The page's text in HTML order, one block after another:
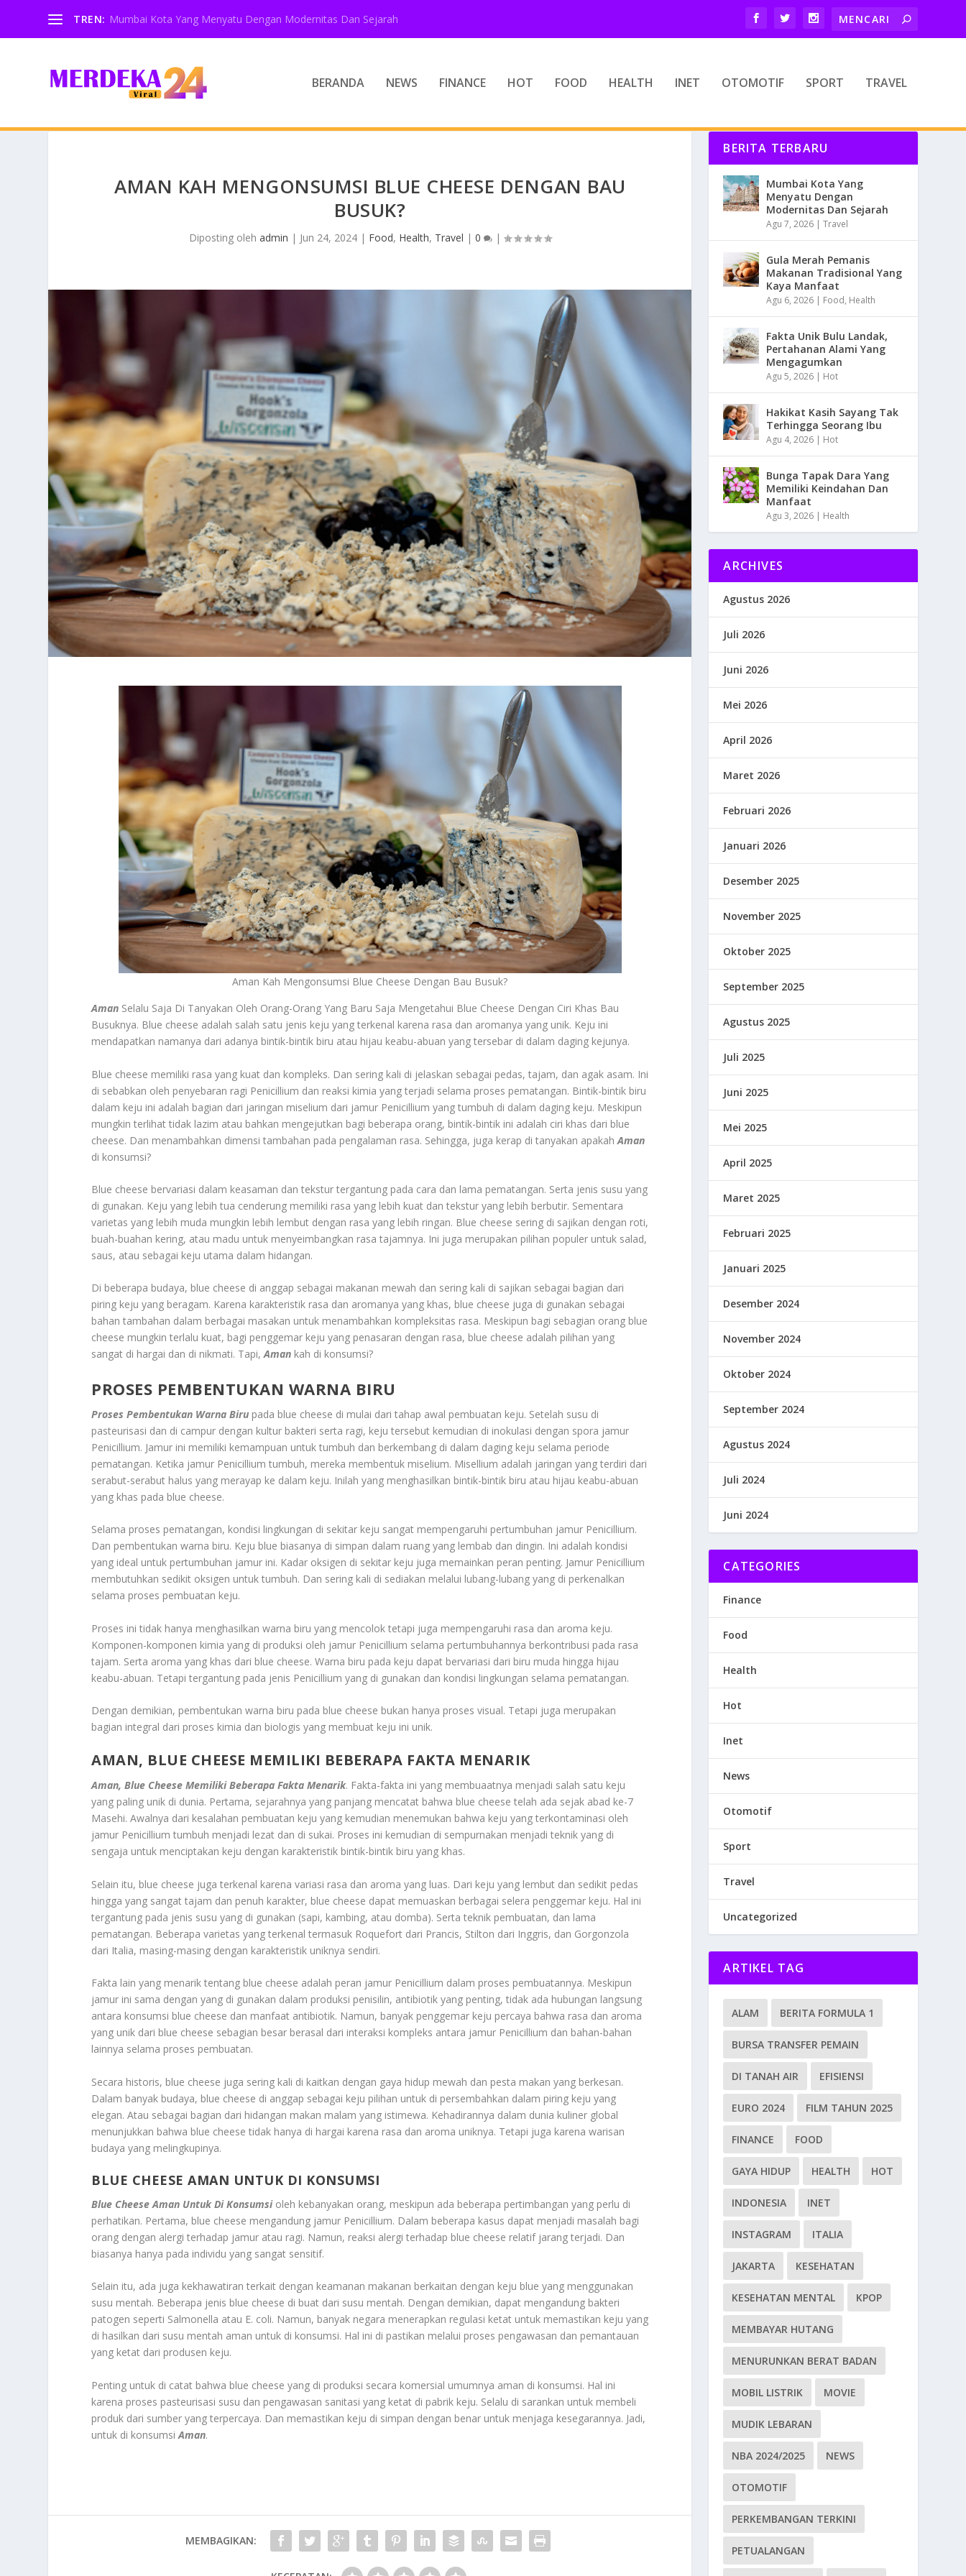
TREN: Mumbai Kota Yang Menyatu Dengan Modernitas Dan Sejarah
BERANDA NEWS FINANCE HOT FOOD HEALTH INET OTOMOTIF SPORT TRAVEL
AMAN KAH MENGONSUMSI BLUE CHEESE DENGAN BAU
BUSUK?
Diposting oleh admin | Jun 24, 2024| Food, Health, Travel | 0 |
Aman Kah Mengonsumsi Blue Cheese Dengan Bau Busuk?
Aman Selalu Saja Di Tanyakan Oleh Orang-Orang Yang Baru Saja Mengetahui Blue Cheese Dengan Ciri Khas Bau
Busuknya. Blue cheese adalah salah satu jenis keju yang terkenal karena rasa dan aromanya yang unik. Keju ini
mendapatkan namanya dari adanya bintik-bintik biru atau hijau keabu-abuan yang tersebar di dalam daging kejunya.
Blue cheese memiliki rasa yang kuat dan kompleks. Dan sering kali di jelaskan sebagai pedas, tajam, dan agak asam. Ini
di sebabkan oleh penyebaran ragi Penicillium dan reaksi kimia yang terjadi selama proses pematangan. Bintik-bintik biru
dalam keju ini adalah bagian dari jaringan miselium dari jamur Penicillium yang tumbuh di dalam daging keju. Meskipun
mungkin terlihat tidak lazim atau bahkan mengejutkan bagi beberapa orang, bintik-bintik ini adalah ciri khas dari blue
cheese. Dan menambahkan dimensi tambahan pada pengalaman rasa. Sehingga, juga kerap di tanyakan apakahAman
di konsumsi?
Blue cheese bervariasi dalam keasaman dan tekstur tergantung pada cara dan lama pematangan. Serta jenis susu yang
di gunakan. Keju yang lebih tua cenderung memiliki rasa yang lebih kuat dan tekstur yang lebih berbutir. Sementara
varietas yang lebih muda mungkin lebih lembut dengan rasa yang lebih ringan. Blue cheese sering di sajikan dengan roti,
buah-buahan kering, atau madu untuk menyeimbangkan rasa tajamnya. Ini juga merupakan pilihan populer untuk salad,
saus, atau sebagai keju utama dalam hidangan.
Di beberapa budaya, blue cheese di anggap sebagai makanan mewah dan sering kali di sajikan sebagai bagian dari
piring keju yang beragam. Karena karakteristik rasa dan aromanya yang khas, blue cheese juga di gunakan sebagai
bahan tambahan dalam berbagai masakan untuk menambahkan kompleksitas rasa. Meskipun bagi sebagian orang blue
cheese mungkin terlalu kuat, bagi penggemar keju yang penasaran dengan rasa, blue cheese adalah pilihan yang
sangat di hargai dan di nikmati. Tapi,Aman kah di konsumsi?
PROSES PEMBENTUKAN WARNA BIRU
Proses Pembentukan Warna Biru pada blue cheese di mulai dari tahap awal pembuatan keju. Setelah susu di
pasteurisasi dan di campur dengan kultur bakteri serta ragi, keju tersebut kemudian di inokulasi dengan spora jamur
Penicillium. Jamur ini memiliki kemampuan untuk tumbuh dan berkembang di dalam daging keju selama periode
pematangan. Ketika jamur Penicillium tumbuh, mereka membentuk miselium. Misellium adalah jaringan yang terdiri dari
serabut-serabut halus yang merayap ke dalam keju. Inilah yang menghasilkan bintik-bintik biru atau hijau keabu-abuan
yang khas pada blue cheese.
Selama proses pematangan, kondisi lingkungan di sekitar keju sangat mempengaruhi pertumbuhan jamur Penicillium.
Dan pembentukan warna biru. Keju blue biasanya di simpan dalam ruang yang lembab dan dingin. Ini adalah kondisi
yang ideal untuk pertumbuhan jamur ini. Kadar oksigen di sekitar keju juga memainkan peran penting. Jamur Penicillium
membutuhkan sedikit oksigen untuk tumbuh. Dan sering kali di sediakan melalui lubang-lubang yang di perkenalkan
selama proses pembuatan keju.
Proses ini tidak hanya menghasilkan warna biru yang mencolok tetapi juga mempengaruhi rasa dan aroma keju.
Komponen-komponen kimia yang di produksi oleh jamur Penicillium selama pertumbuhannya berkontribusi pada rasa
tajam. Serta aroma yang khas dari blue cheese. Warna biru pada keju dapat bervariasi dari biru muda hingga hijau
keabu-abuan. Tetapi tergantung pada jenis Penicillium yang di gunakan dan kondisi lingkungan selama pematangan.
Dengan demikian, pembentukan warna biru pada blue cheese bukan hanya proses visual. Tetapi juga merupakan
bagian integral dari proses kimia dan biologis yang membuat keju ini unik.
AMAN, BLUE CHEESE MEMILIKI BEBERAPA FAKTA MENARIK
Aman, Blue Cheese Memiliki Beberapa Fakta Menarik. Fakta-fakta ini yang membuaatnya menjadi salah satu keju
yang paling unik di dunia. Pertama, sejarahnya yang panjang mencatat bahwa blue cheese telah ada sejak abad ke-7
Masehi. Awalnya dari kesalahan pembuatan keju yang kemudian menemukan bahwa keju yang terkontaminasi oleh
jamur Penicillium tumbuh menjadi lezat dan di sukai. Proses ini kemudian di sempurnakan menjadi teknik yang di
sengaja untuk menciptakan keju dengan karakteristik bintik-bintik biru yang khas.
Selain itu, blue cheese juga terkenal karena variasi rasa dan aroma yang luas. Dari keju yang lembut dan sedikit pedas
hingga yang sangat tajam dan penuh karakter, blue cheese dapat memuaskan berbagai selera penggemar keju. Hal ini
tergantung pada jenis susu yang di gunakan (sapi, kambing, atau domba). Serta teknik pembuatan, dan lama
pematangan. Beberapa varietas yang terkenal termasuk Roquefort dari Prancis, Stilton dari Inggris, dan Gorgonzola
dari Italia, masing-masing dengan karakteristik uniknya sendiri.
Fakta lain yang menarik tentang blue cheese adalah peran jamur Penicillium dalam proses pembuatannya. Meskipun
jamur ini sama dengan yang di gunakan dalam produksi penisilin, antibiotik yang penting, tidak ada hubungan langsung
antara konsumsi blue cheese dan manfaat antibiotik. Namun, banyak penggemar keju percaya bahwa rasa dan aroma
yang unik dari blue cheese sebagian besar berasal dari interaksi kompleks antara jamur Penicillium dan bahan-bahan
lainnya selama proses pembuatan.
Secara historis, blue cheese juga sering kali di kaitkan dengan gaya hidup mewah dan pesta makan yang berkesan.
Dalam banyak budaya, blue cheese di anggap sebagai keju pilihan untuk di persembahkan dalam piring keju yang
elegan. Atau sebagai bagian dari hidangan makan malam yang istimewa. Kehadirannya dalam dunia kuliner global
menunjukkan bahwa blue cheese tidak hanya di hargai karena rasa dan aroma uniknya. Tetapi juga karena warisan
budaya yang melingkupinya.
BLUE CHEESE AMAN UNTUK DI KONSUMSI
Blue Cheese Aman Untuk Di Konsumsioleh kebanyakan orang, meskipun ada beberapa pertimbangan yang perlu di
perhatikan. Pertama, blue cheese mengandung jamur Penicillium. Dalam beberapa kasus dapat menjadi masalah bagi
orang dengan alergi terhadap jamur atau ragi. Namun, reaksi alergi terhadap blue cheese relatif jarang terjadi. Dan
biasanya hanya pada individu yang sangat sensitif.
Selain itu, ada juga kekhawatiran terkait dengan keamanan makanan berkaitan dengan keju blue yang menggunakan
susu mentah. Beberapa jenis blue cheese di buat dari susu mentah. Dengan demikian, dapat mengandung bakteri
patogen seperti Salmonella atau E. coli. Namun, banyak negara menerapkan regulasi ketat untuk memastikan keju yang
di hasilkan dari susu mentah aman untuk di konsumsi. Hal ini di pastikan melalui proses pengawasan dan pemantauan
yang ketat dari produsen keju.
Penting untuk di catat bahwa blue cheese yang di produksi secara komersial umumnya aman di konsumsi. Hal ini
karena proses pasteurisasi susu dan pengawasan sanitasi yang ketat di pabrik keju. Selalu di sarankan untuk membeli
produk dari sumber yang terpercaya. Dan memastikan keju di simpan dengan benar untuk menjaga kesegarannya. Jadi,
untuk di konsumsiAman.
MEMBAGIKAN:
BERITA TERBARU
Mumbai Kota Yang
Menyatu Dengan
Modernitas Dan Sejarah
Agu 7, 2026 |Travel
Gula Merah Pemanis
Makanan Tradisional Yang
Kaya Manfaat
Agu 6, 2026 | Food, Health
Fakta Unik Bulu Landak,
Pertahanan Alami Yang
Mengagumkan
Agu 5, 2026 | Hot
Hakikat Kasih Sayang Tak
Terhingga Seorang Ibu
Agu 4, 2026 | Hot
Bunga Tapak Dara Yang
Memiliki Keindahan Dan
Manfaat
Agu 3, 2026 | Health
ARCHIVES
Agustus 2026
Juli 2026
Juni 2026
Mei 2026
April 2026
Maret 2026
Februari 2026
Januari 2026
Desember 2025
November 2025
Oktober 2025
September 2025
Agustus 2025
Juli 2025
Juni 2025
Mei 2025
April 2025
Maret 2025
Februari 2025
Januari 2025
Desember 2024
November 2024
Oktober 2024
September 2024
Agustus 2024
Juli 2024
Juni 2024
CATEGORIES
Finance
Food
Health
Hot
Inet
News
Otomotif
Sport
Travel
Uncategorized
ARTIKEL TAG
ALAM BERITA FORMULA 1
BURSA TRANSFER PEMAIN
DI TANAH AIR EFISIENSI
EURO 2024 FILM TAHUN 2025
FINANCE FOOD
GAYA HIDUP HEALTH HOT
INDONESIA INET
INSTAGRAM ITALIA
JAKARTA KESEHATAN
KESEHATAN MENTAL KPOP
MEMBAYAR HUTANG
MENURUNKAN BERAT BADAN
MOBIL LISTRIK MOVIE
MUDIK LEBARAN
NBA 2024/2025 NEWS
OTOMOTIF
PERKEMBANGAN TERKINI
PETUALANGAN